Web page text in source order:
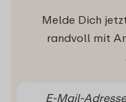
Melde Dich
randvoll mit